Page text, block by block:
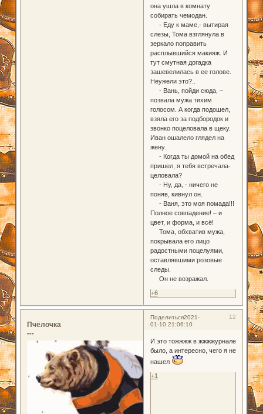
она ушла в комнату
собирать чемодан.
- Еду к маме,- вытирая
слезы, Тома взглянула в
зеркало поправить
расплывшийся макияж. И
тут смутная догадка
зашевелилась в ее голове.
Неужели это?..
- Вань, пойди сюда, –
позвала мужа тихим
голосом. А когда подошел,
взяла его за подбородок и
звонко поцеловала в щеку.
Иван ошалело глядел на
жену.
- Когда ты домой на обед
пришел, я тебя встречала-
целовала?
- Ну, да, - ничего не
поняв, кивнул он.
- Ваня, это моя помада!!!
Полное совпадение! – и
цвет, и форма, и всё!
Тома, обхватив мужа,
покрывала его лицо
радостными поцелуями,
оставлявшими розовые
следы.
Он не возражал.
+6
Поделиться 12
2021-
01-10 21:06:10
Пчёлочка
---
И это тожжжж в жжжжурнале
было, а интересно, чего я не
нашел
+1